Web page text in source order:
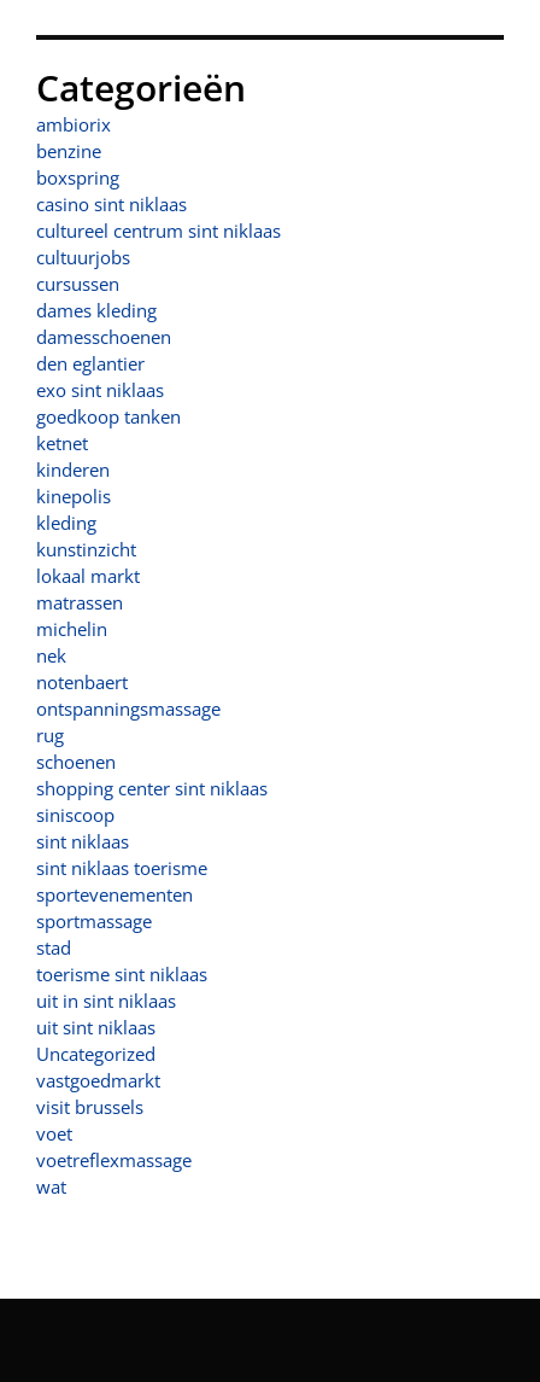
Categorieën
ambiorix
benzine
boxspring
casino sint niklaas
cultureel centrum sint niklaas
cultuurjobs
cursussen
dames kleding
damesschoenen
den eglantier
exo sint niklaas
goedkoop tanken
ketnet
kinderen
kinepolis
kleding
kunstinzicht
lokaal markt
matrassen
michelin
nek
notenbaert
ontspanningsmassage
rug
schoenen
shopping center sint niklaas
siniscoop
sint niklaas
sint niklaas toerisme
sportevenementen
sportmassage
stad
toerisme sint niklaas
uit in sint niklaas
uit sint niklaas
Uncategorized
vastgoedmarkt
visit brussels
voet
voetreflexmassage
wat